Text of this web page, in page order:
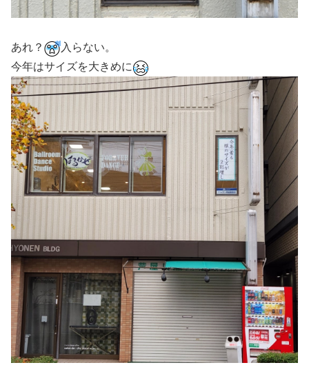
あれ？
入らない。
今年はサイズを大きめに